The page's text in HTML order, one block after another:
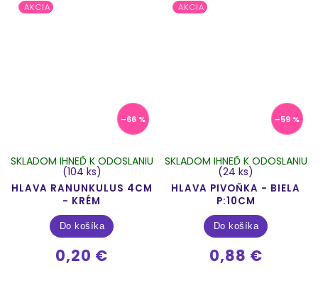
AKCIA
–66 %
HLAVA RANUNKULUS 4CM
- KRÉM
SKLADOM IHNEĎ K ODOSLANIU
(104 ks)
0,20 €
Do košíka
AKCIA
–59 %
HLAVA PIVOŇKA - BIELA
P:10CM
SKLADOM IHNEĎ K ODOSLANIU
(24 ks)
0,88 €
Do košíka